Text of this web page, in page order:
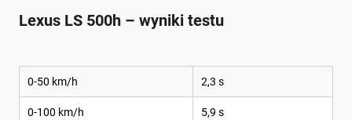
Lexus LS 500h – wyniki testu
0-50 km/h 2,3 s
0-100 km/h 5,9 s